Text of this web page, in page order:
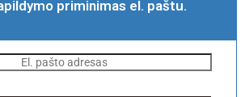
priminimas el. paštu.